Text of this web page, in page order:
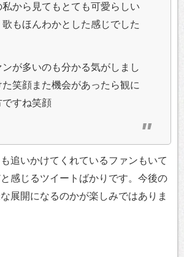
から見てもとても可愛らしい
もほんわかとした感じでした
が多いのも分かる気がしまし
笑顔また機会があったら観に
すね笑顔
追いかけてくれているファンもいて
感じるツイートばかりです。今後の
展開になるのかが楽しみではありま